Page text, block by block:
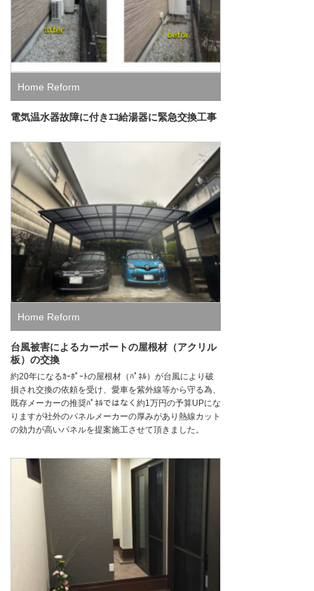
Home Reform
電気温水器故障に付きｴｺ給湯器に緊急交換工事
Home Reform
台風被害によるカーポートの屋根材（アクリル
板）の交換
約20年になるｶｰﾎﾟｰﾄの屋根材（ﾊﾟﾈﾙ）が台風により破
損され交換の依頼を受け、愛車を紫外線等から守る為、
既存メーカーの推奨ﾊﾟﾈﾙではなく約1万円の予算UPにな
りますが社外のパネルメーカーの厚みがあり熱線カット
の効力が高いパネルを提案施工させて頂きました。